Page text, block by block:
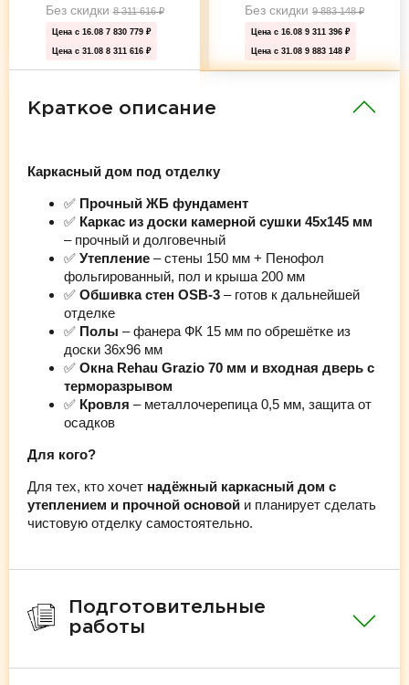
Без скидки8 311 616₽
Цена с 16.08 7 830 779 ₽
Цена с 31.08 8 311 616 ₽
Без скидки 9 883 148₽
Цена с 16.08 9 311 396 ₽
Цена с 31.08 9 883 148 ₽
Краткое описание
Каркасный дом под отделку
✅ Прочный ЖБ фундамент
✅ Каркас из доски камерной сушки 45х145 мм
– прочный и долговечный
✅ Утепление – стены 150 мм + Пенофол
фольгированный, пол и крыша 200 мм
✅ Обшивка стен OSB-3 – готов к дальнейшей
отделке
✅ Полы – фанера ФК 15 мм по обрешётке из
доски 36х96 мм
✅ Окна Rehau Grazio 70 мм и входная дверь с
терморазрывом
✅ Кровля – металлочерепица 0,5 мм, защита от
осадков
Для кого?
Для тех, кто хочет надёжный каркасный дом с
утеплением и прочной основой и планирует сделать
чистовую отделку самостоятельно.
Подготовительные
работы